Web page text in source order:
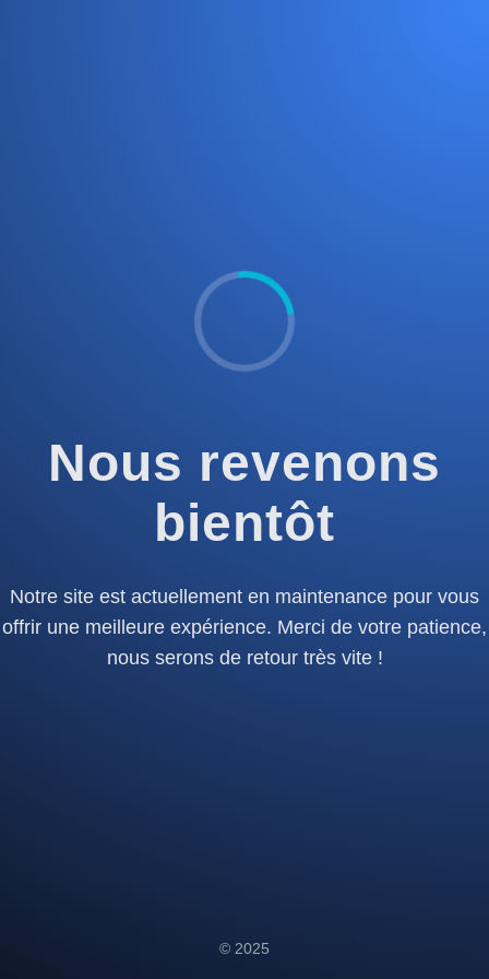
Nous revenons
bientôt
Notre site est actuellement en maintenance pour vous
offrir une meilleure expérience. Merci de votre patience,
nous serons de retour très vite !
© 2025